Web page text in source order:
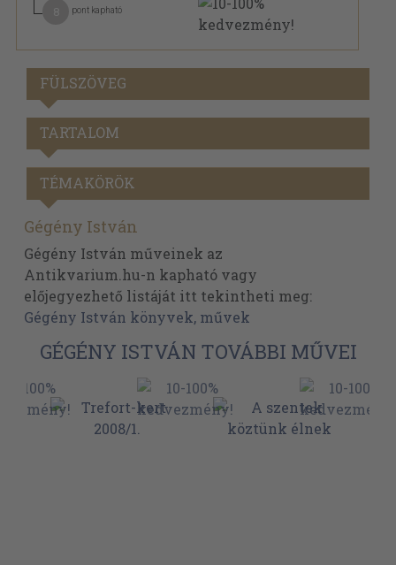
pont kapható
FÜLSZÖVEG
TARTALOM
TÉMAKÖRÖK
Gégény István
Gégény István műveinek az
Antikvarium.hu-n kapható vagy
előjegyezhető listáját itt tekintheti meg:
Gégény István könyvek, művek
GÉGÉNY ISTVÁN TOVÁBBI MŰVEI